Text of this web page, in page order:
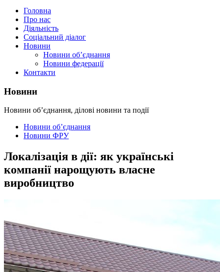
Головна
Про нас
Діяльність
Соціальний діалог
Новини
Новини об’єднання
Новини федерації
Контакти
Новини
Новини об’єднання, ділові новини та події
Новини об’єднання
Новини ФРУ
Локалізація в дії: як українські
компанії нарощують власне
виробництво